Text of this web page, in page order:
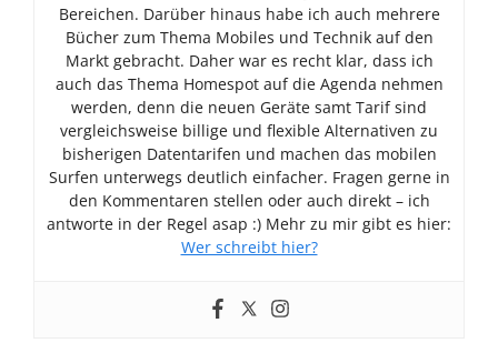
Bereichen. Darüber hinaus habe ich auch mehrere
Bücher zum Thema Mobiles und Technik auf den
Markt gebracht. Daher war es recht klar, dass ich
auch das Thema Homespot auf die Agenda nehmen
werden, denn die neuen Geräte samt Tarif sind
vergleichsweise billige und flexible Alternativen zu
bisherigen Datentarifen und machen das mobilen
Surfen unterwegs deutlich einfacher. Fragen gerne in
den Kommentaren stellen oder auch direkt – ich
antworte in der Regel asap :) Mehr zu mir gibt es hier:
Wer schreibt hier?